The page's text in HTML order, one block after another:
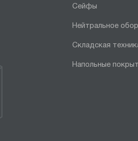
Сейфы
Нейтральное
Складская
Напольные